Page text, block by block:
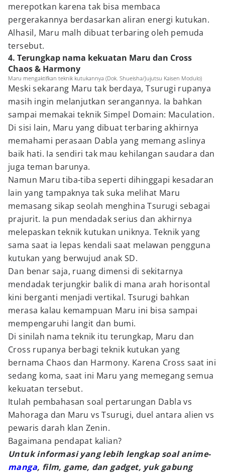
merepotkan karena tak bisa membaca
pergerakannya berdasarkan aliran energi kutukan.
Alhasil, Maru malh dibuat terbaring oleh pemuda
tersebut.
4. Terungkap nama kekuatan Maru dan Cross
Chaos & Harmony
Maru mengaktifkan teknik kutukannya (Dok. Shueisha/Jujutsu Kaisen Modulo)
Meski sekarang Maru tak berdaya, Tsurugi rupanya
masih ingin melanjutkan serangannya. Ia bahkan
sampai memakai teknik Simpel Domain: Maculation.
Di sisi lain, Maru yang dibuat terbaring akhirnya
memahami perasaan Dabla yang memang aslinya
baik hati. Ia sendiri tak mau kehilangan saudara dan
juga teman barunya.
Namun Maru tiba-tiba seperti dihinggapi kesadaran
lain yang tampaknya tak suka melihat Maru
memasang sikap seolah menghina Tsurugi sebagai
prajurit. Ia pun mendadak serius dan akhirnya
melepaskan teknik kutukan uniknya. Teknik yang
sama saat ia lepas kendali saat melawan pengguna
kutukan yang berwujud anak SD.
Dan benar saja, ruang dimensi di sekitarnya
mendadak terjungkir balik di mana arah horisontal
kini berganti menjadi vertikal. Tsurugi bahkan
merasa kalau kemampuan Maru ini bisa sampai
mempengaruhi langit dan bumi.
Di sinilah nama teknik itu terungkap, Maru dan
Cross rupanya berbagi teknik kutukan yang
bernama Chaos dan Harmony. Karena Cross saat ini
sedang koma, saat ini Maru yang memegang semua
kekuatan tersebut.
Itulah pembahasan soal pertarungan Dabla vs
Mahoraga dan Maru vs Tsurugi, duel antara alien vs
pewaris darah klan Zenin.
Bagaimana pendapat kalian?
Untuk informasi yang lebih lengkap soal anime-
manga, film, game, dan gadget, yuk gabung